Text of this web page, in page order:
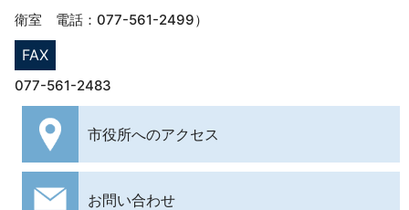
衛室 電話：077-561-2499）
FAX
077-561-2483
市役所へのアクセス
お問い合わせ